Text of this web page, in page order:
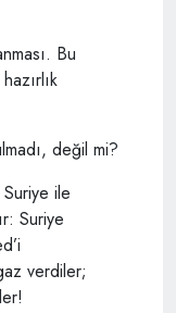
Bu
değil mi?
ile
Suriye
verdiler;